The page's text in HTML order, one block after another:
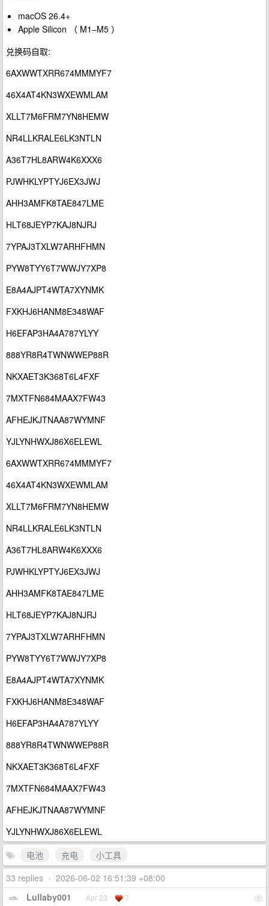
macOS 26.4+
Apple Silicon （ M1–M5 ）
兑换码自取:
6AXWWTXRR674MMMYF7
46X4AT4KN3WXEWMLAM
XLLT7M6FRM7YN8HEMW
NR4LLKRALE6LK3NTLN
A36T7HL8ARW4K6XXX6
PJWHKLYPTYJ6EX3JWJ
AHH3AMFK8TAE847LME
HLT68JEYP7KAJ8NJRJ
7YPAJ3TXLW7ARHFHMN
PYW8TYY6T7WWJY7XP8
E8A4AJPT4WTA7XYNMK
FXKHJ6HANM8E348WAF
H6EFAP3HA4A787YLYY
888YR8R4TWNWWEP88R
NKXAET3K368T6L4FXF
7MXTFN684MAAX7FW43
AFHEJKJTNAA87WYMNF
YJLYNHWXJ86X6ELEWL
6AXWWTXRR674MMMYF7
46X4AT4KN3WXEWMLAM
XLLT7M6FRM7YN8HEMW
NR4LLKRALE6LK3NTLN
A36T7HL8ARW4K6XXX6
PJWHKLYPTYJ6EX3JWJ
AHH3AMFK8TAE847LME
HLT68JEYP7KAJ8NJRJ
7YPAJ3TXLW7ARHFHMN
PYW8TYY6T7WWJY7XP8
E8A4AJPT4WTA7XYNMK
FXKHJ6HANM8E348WAF
H6EFAP3HA4A787YLYY
888YR8R4TWNWWEP88R
NKXAET3K368T6L4FXF
7MXTFN684MAAX7FW43
AFHEJKJTNAA87WYMNF
YJLYNHWXJ86X6ELEWL
电池
充电
小工具
33 replies • 2026-06-02 16:51:39 +08:00
1
Lullaby001 Apr 23 7